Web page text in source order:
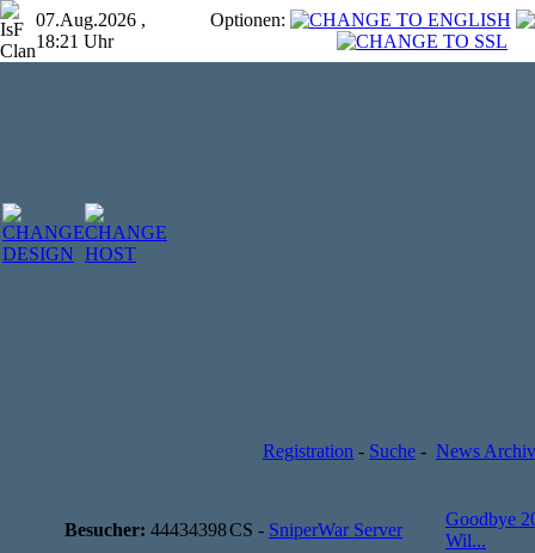
07.Aug.2026 ,
18:21 Uhr
Optionen:
Registration - Suche - News Archiv
Besucher: 44434398CS - SniperWar Server
Goodbye
Wil...